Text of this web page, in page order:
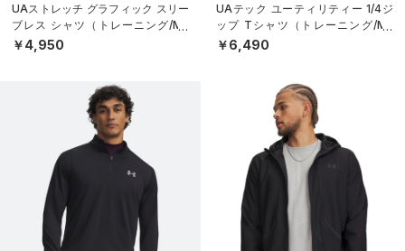
UAストレッチ グラフィック スリー
ブレス シャツ（トレーニング/ME
N）
￥4,950
UAテック ユーティリティー 1/4ジ
ップ Tシャツ（トレーニング/ME
N）
￥6,490